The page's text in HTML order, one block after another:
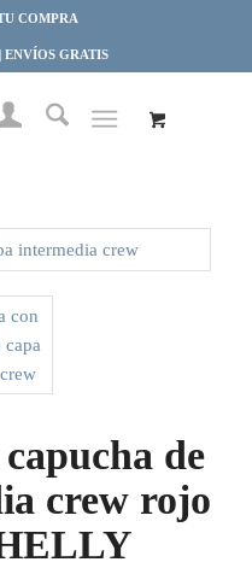
COMPRA
ENVÍOS GRATIS
de
crew rojo